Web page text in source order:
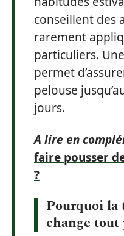
conseillent des
rarement
particuliers.
permet
pelouse
jours.
A lire en
faire pousser
?
Pourquoi la
change tout